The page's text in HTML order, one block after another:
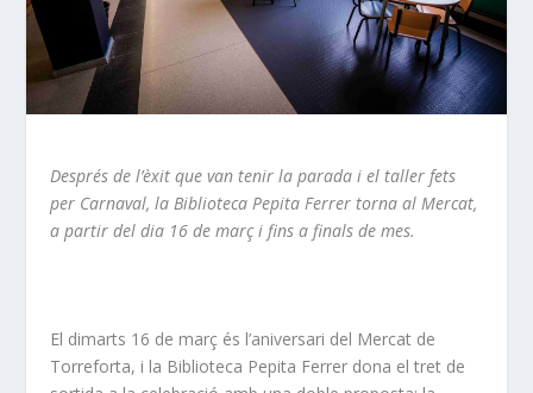
Després de l’èxit que van tenir la parada i el taller fets
per Carnaval, la Biblioteca Pepita Ferrer torna al Mercat,
a partir del dia 16 de març i fins a finals de mes.
El dimarts 16 de març és l’aniversari del Mercat de
Torreforta, i la Biblioteca Pepita Ferrer dona el tret de